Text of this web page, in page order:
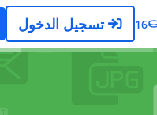
16 تسجيل الدخول